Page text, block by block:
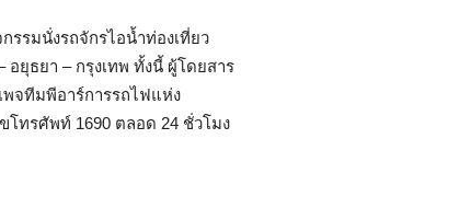
รรมนั่งรถจักรไอน้ำท่องเที่ยว
ยุธยา – กรุงเทพ ทั้งนี้ ผู้โดยสาร
พจทีมพีอาร์การรถไฟแห่ง
ทรศัพท์ 1690 ตลอด 24 ชั่วโมง